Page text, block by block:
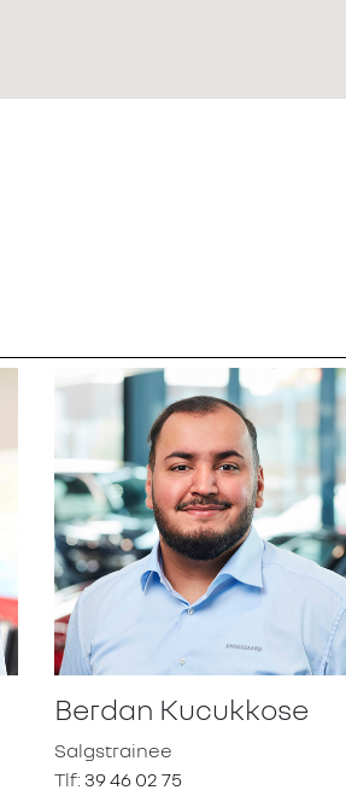
Berdan Kucukkose
Salgstrainee
Tlf: 39 46 02 75